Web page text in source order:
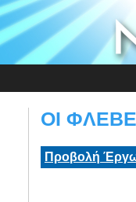
ΟΙ
Προβολή